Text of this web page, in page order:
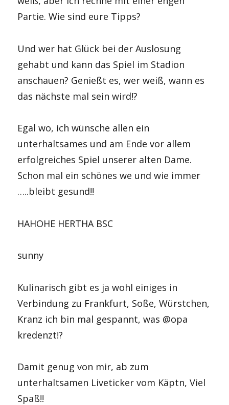
Partie. Wie sind eure Tipps?
Und wer hat Glück bei der Auslosung
gehabt und kann das Spiel im Stadion
anschauen? Genießt es, wer weiß, wann es
das nächste mal sein wird!?
Egal wo, ich wünsche allen ein
unterhaltsames und am Ende vor allem
erfolgreiches Spiel unserer alten Dame.
Schon mal ein schönes we und wie immer
…..bleibt gesund!!
HAHOHE HERTHA BSC
sunny
Kulinarisch gibt es ja wohl einiges in
Verbindung zu Frankfurt, Soße, Würstchen,
Kranz ich bin mal gespannt, was @opa
kredenzt!?
Damit genug von mir, ab zum
unterhaltsamen Liveticker vom Käptn, Viel
Spaß!!